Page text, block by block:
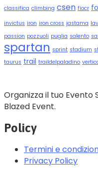
classifica climbing csen fiocr
invictus iron iron cross jastama
passion pozzuoli puglia salento
spartan sprint stadium
taurus trail traildelpaladino
Organizza il tuo Evento
Blazed Event.
Policy
Termini e
Privacy Policy